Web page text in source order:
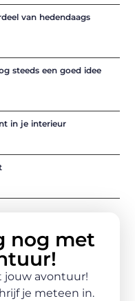
van hedendaags
steeds een goed idee
in je interieur
nog met
jouw avontuur!
je meteen in.